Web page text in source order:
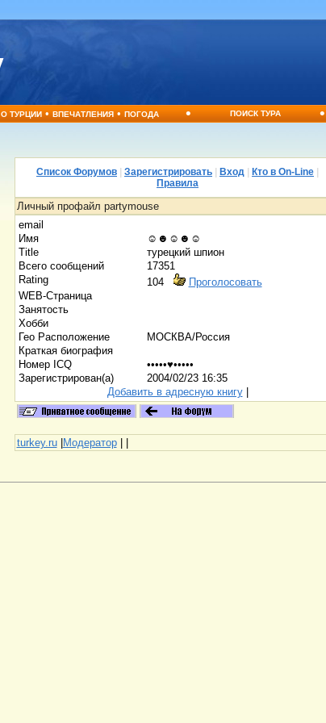
О ТУРЦИИ•ВПЕЧАТЛЕНИЯ•ПОГОДА • ПОИСК ТУРА •
Список Форумов Зарегистрировать Вход Кто в On-Line
Правила
Личный профайл partymouse
email
Имя
☺☻☺☻☺
Title
турецкий шпион
Всего сообщений
17351
Rating
104
Проголосовать
WEB-Страница
Занятость
Хобби
Гео Расположение
МОСКВА/Россия
Краткая биография
Номер ICQ
•••••♥•••••
Зарегистрирован(а)
2004/02/23 16:35
Добавить в адресную книгу|
turkey.ru|Модератор| |